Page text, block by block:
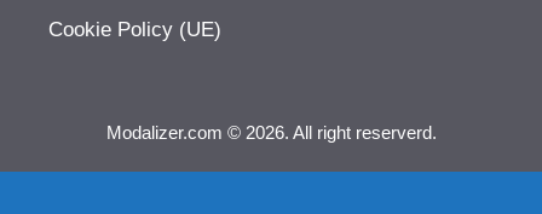
Cookie Policy (UE)
Modalizer.com © 2026. All right reserverd.